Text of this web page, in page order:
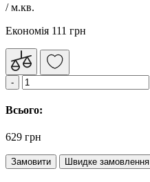
/ м.кв.
Економія 111 грн
Всього:
629 грн
Замовити Швидке замовлення